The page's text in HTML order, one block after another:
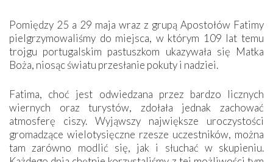
Pomiędzy 25 a 29 maja wraz z grupą Apostołów Fatimy
pielgrzymowaliśmy do miejsca, w którym 109 lat temu
trojgu portugalskim pastuszkom ukazywała się Matka
Boża, niosąc światu przesłanie pokuty i nadziei.
Fatima, choć jest odwiedzana przez bardzo licznych
wiernych oraz turystów, zdołała jednak zachować
atmosferę ciszy. Wyjąwszy największe uroczystości
gromadzące wielotysięczne rzesze uczestników, można
tam zarówno modlić się, jak i słuchać w skupieniu.